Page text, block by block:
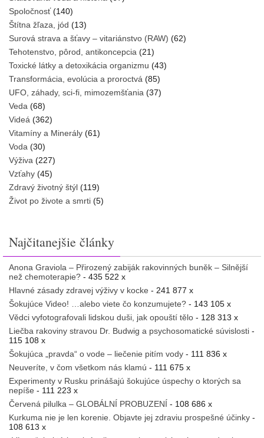
Spoločnosť(140)
Štítna žľaza, jód (13)
Surová strava a šťavy – vitariánstvo (RAW) (62)
Tehotenstvo, pôrod, antikoncepcia (21)
Toxické látky a detoxikácia organizmu (43)
Transformácia, evolúcia a proroctvá (85)
UFO, záhady, sci-fi, mimozemšťania (37)
Veda (68)
Videá (362)
Vitamíny a Minerály (61)
Voda (30)
Výživa (227)
Vzťahy (45)
Zdravý životný štýl (119)
Život po živote a smrti (5)
Najčitanejšie články
Anona Graviola – Přirozený zabiják rakovinných buněk – Silnější
než chemoterapie? - 435 522 x
Hlavné zásady zdravej výživy v kocke - 241 877 x
Šokujúce Video! …alebo viete čo konzumujete? - 143 105 x
Vědci vyfotografovali lidskou duši, jak opouští tělo - 128 313 x
Liečba rakoviny stravou Dr. Budwig a psychosomatické súvislosti -
115 108 x
Šokujúca „pravda“ o vode – liečenie pitím vody - 111 836 x
Neuveríte, v čom všetkom nás klamú - 111 675 x
Experimenty v Rusku prinášajú šokujúce úspechy o ktorých sa
nepíše - 111 223 x
Červená pilulka – GLOBÁLNÍ PROBUZENÍ - 108 686 x
Kurkuma nie je len korenie. Objavte jej zdraviu prospešné účinky -
108 613 x